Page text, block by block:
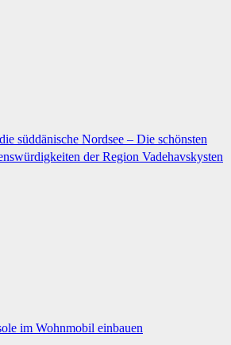
süddänische Nordsee – Die schönsten
der Region Vadehavskysten
im Wohnmobil einbauen